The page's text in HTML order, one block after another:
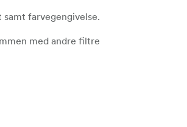
farvegengivelse.
med andre filtre